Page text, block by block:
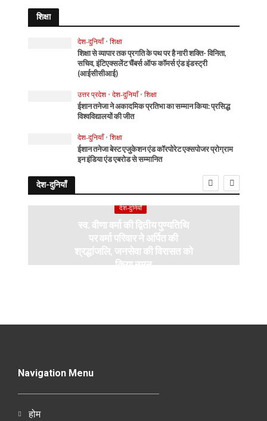
शिक्षा
देश-दुनियाँ • शिक्षा
शिक्षा से व्यापार तक प्रगति के पथ पर है नारी शक्ति- विनिता,
सचिव, इंटिएक्सलेंट चैंबर्स ऑफ कॉमर्स एंड इंडस्ट्री
(आईसीसीआई)
उत्तर प्रदेश • देश-दुनियाँ • शिक्षा
ईशान तनेजा ने अकादमिक प्रतिभा का सम्मान किया: प्रसिद्ध
विश्वविद्यालयों की जीत
देश-दुनियाँ • शिक्षा
ईशान तनेजा बेस्ट एजुकेशन एंड कॉरपोरेट एक्सपोजर प्रोग्राम
इन इंडिया एंड एबरोड से सम्मानित
देश-दुनियाँ
देश-दुनियाँ
स्व. वीणा वर्मा की द्वितीय पुण्यतिथि
पर वर्मा परिवार ने अर्पित की
श्रद्धांजलि, जनसेवा की विरासत को
किया नमन
Navigation Menu
होम